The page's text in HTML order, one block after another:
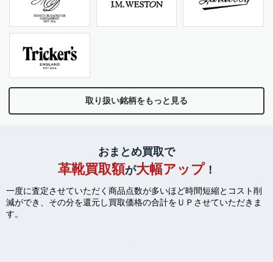
取り扱い銘柄をもっと見る
おまとめ買取で
革靴買取額が大幅アップ！
一度に査定させていただく商品点数が多いほど時間短縮とコスト削
減ができ、 その分を還元し買取価格の合計をＵＰさせていただきま
す。